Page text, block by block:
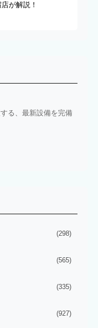
が解説！
る、最新設備を完備
(298)
(565)
(335)
(927)